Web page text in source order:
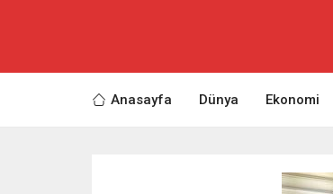
Anasayfa Dünya Ekonomi